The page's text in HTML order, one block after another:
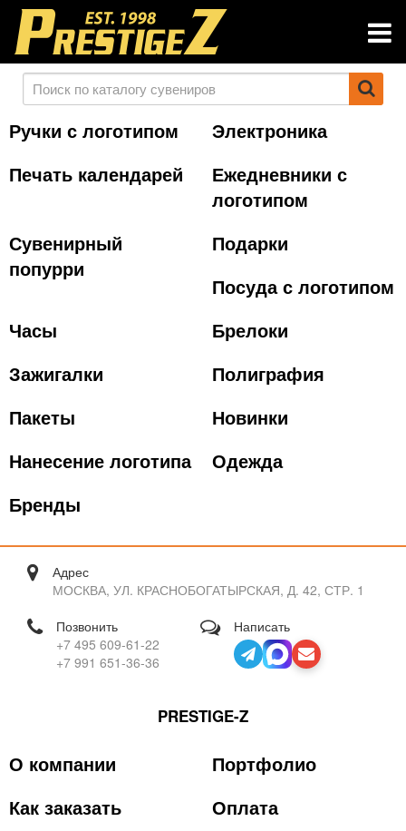
Ручки с логотипом
Электроника
Печать календарей
Ежедневники с
логотипом
Сувенирный
попурри
Подарки
Посуда с логотипом
Часы
Брелоки
Зажигалки
Полиграфия
Пакеты
Новинки
Нанесение логотипа
Одежда
Бренды
Адрес
МОСКВА, УЛ. КРАСНОБОГАТЫРСКАЯ, Д. 42, СТР. 1
Позвонить
+7 495 609-61-22
+7 991 651-36-36
Написать
PRESTIGE-Z
О компании
Портфолио
Как заказать
Оплата